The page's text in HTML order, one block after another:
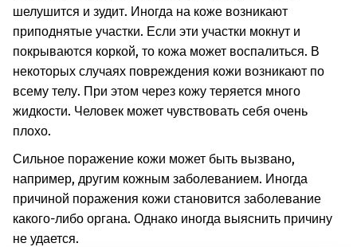
шелушится и зудит. Иногда на коже возникают
приподнятые участки. Если эти участки мокнут и
покрываются коркой, то кожа может воспалиться. В
некоторых случаях повреждения кожи возникают по
всему телу. При этом через кожу теряется много
жидкости. Человек может чувствовать себя очень
плохо.
Сильное поражение кожи может быть вызвано,
например, другим кожным заболеванием. Иногда
причиной поражения кожи становится заболевание
какого-либо органа. Однако иногда выяснить причину
не удается.